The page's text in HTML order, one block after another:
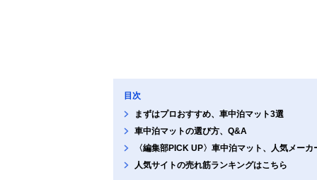
目次
まずはプロおすすめ、車中泊マット3選
車中泊マットの選び方、Q&A
〈編集部PICK UP〉車中泊マット、人気メーカ
人気サイトの売れ筋ランキングはこちら